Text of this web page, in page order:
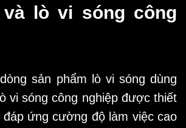
lò vi sóng công
sản phẩm lò vi sóng dùng
vi sóng công nghiệp được thiết
đáp ứng cường độ làm việc cao